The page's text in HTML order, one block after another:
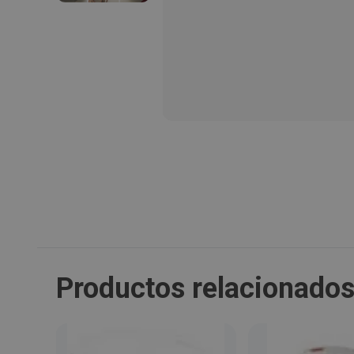
Productos relacionados